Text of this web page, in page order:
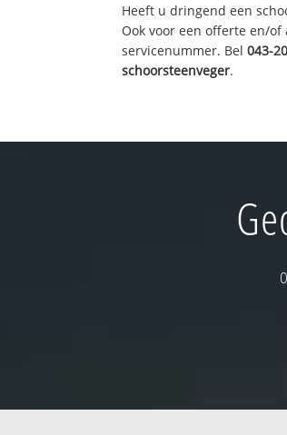
Heeft u dringend een
Ook voor een offerte en/
servicenummer. Bel043-
schoorsteenveger.